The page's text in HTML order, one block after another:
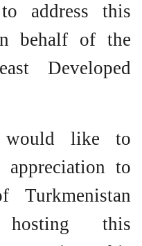
address this
behalf of the
Developed
like to
appreciation to
Turkmenistan
this